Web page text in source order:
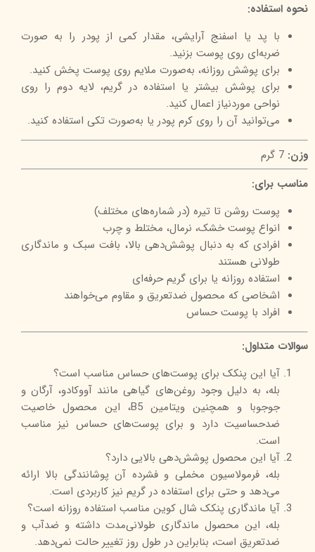
نحوه استفاده:
با پد یا اسفنج آرایشی، مقدار کمی از پودر را به صورت
ضربه‌ای روی پوست بزنید.
برای پوشش روزانه، به‌صورت ملایم روی پوست پخش کنید.
برای پوشش بیشتر یا استفاده در گریم، لایه دوم را روی
نواحی موردنیاز اعمال کنید.
می‌توانید آن را روی کرم پودر یا به‌صورت تکی استفاده کنید.
وزن:
مناسب برای:
پوست روشن تا تیره (در شماره‌های مختلف)
انواع پوست خشک، نرمال، مختلط و چرب
افرادی که به دنبال پوشش‌دهی بالا، بافت سبک و ماندگاری
طولانی هستند
استفاده روزانه یا برای گریم حرفه‌ای
اشخاصی که محصول ضدتعریق و مقاوم می‌خواهند
افراد با پوست حساس
سوالات متداول:
آیا این پنکک برای پوست‌های حساس مناسب است؟
بله، به دلیل وجود روغن‌های گیاهی مانند آووکادو، آرگان و
جوجوبا و همچنین ویتامین B5، این محصول خاصیت
ضدحساسیت دارد و برای پوست‌های حساس نیز مناسب
است.
آیا این محصول پوشش‌دهی بالایی دارد؟
بله، فرمولاسیون مخملی و فشرده آن پوشانندگی بالا ارائه
می‌دهد و حتی برای استفاده در گریم نیز کاربردی است.
آیا ماندگاری پنکک شال کوین مناسب استفاده روزانه است؟
بله، این محصول ماندگاری طولانی‌مدت داشته و ضدآب و
ضدتعریق است، بنابراین در طول روز تغییر حالت نمی‌دهد.